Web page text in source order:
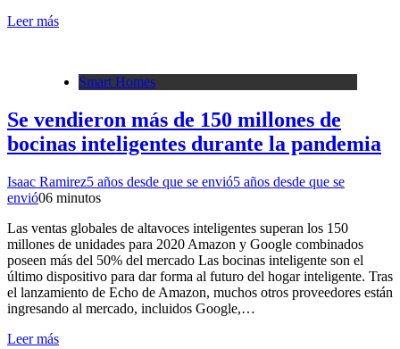
Leer más
Smart Homes
Se vendieron más de 150 millones de
bocinas inteligentes durante la pandemia
Isaac Ramirez5 años desde que se envió5 años desde que se
envió06 minutos
Las ventas globales de altavoces inteligentes superan los 150
millones de unidades para 2020 Amazon y Google combinados
poseen más del 50% del mercado Las bocinas inteligente son el
último dispositivo para dar forma al futuro del hogar inteligente. Tras
el lanzamiento de Echo de Amazon, muchos otros proveedores están
ingresando al mercado, incluidos Google,…
Leer más